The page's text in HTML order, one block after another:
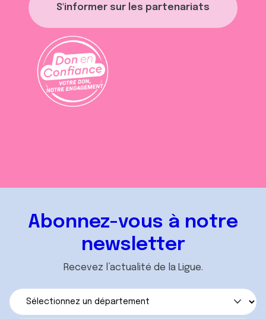
S'informer sur les partenariats
Abonnez-vous à notre
newsletter
Recevez l’actualité de la Ligue.